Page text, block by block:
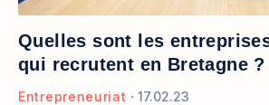
Quelles sont les
qui recrutent en Bretagne ?
Entrepreneuriat
17.02.23